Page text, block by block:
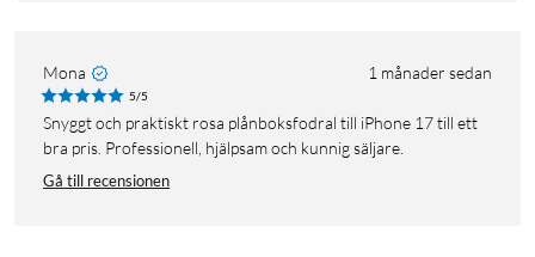
Mona 1 månader sedan
5/5
Snyggt och praktiskt rosa plånboksfodral till iPhone 17 till ett
bra pris. Professionell, hjälpsam och kunnig säljare.
Gå till recensionen